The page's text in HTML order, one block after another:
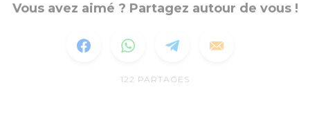
Vous avez aimé ? Partagez autour de vous !
122 PARTAGES